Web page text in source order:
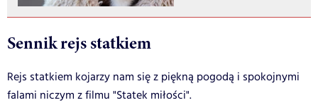
Sennik rejs statkiem
Rejs statkiem kojarzy nam się z piękną pogodą i spokojnymi
falami niczym z filmu "Statek miłości".